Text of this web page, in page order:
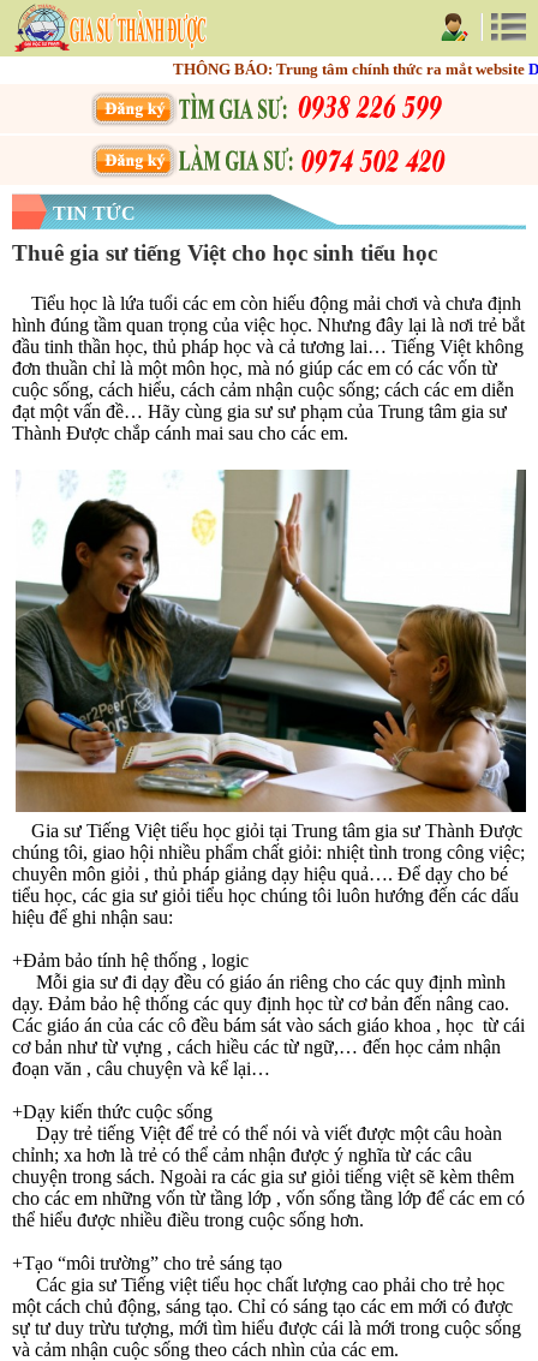
THÔNG BÁO: Trung tâm chính thức ra mắt website
TIN TỨC
Thuê gia sư tiếng Việt cho học sinh tiểu học
Tiểu học là lứa tuổi các em còn hiếu động mải chơi và chưa định
hình đúng tầm quan trọng của việc học. Nhưng đây lại là nơi trẻ bắt
đầu tinh thần học, thủ pháp học và cả tương lai… Tiếng Việt không
đơn thuần chỉ là một môn học, mà nó giúp các em có các vốn từ
cuộc sống, cách hiểu, cách cảm nhận cuộc sống; cách các em diễn
đạt một vấn đề… Hãy cùng gia sư sư phạm của Trung tâm gia sư
Thành Được chắp cánh mai sau cho các em.
Gia sư Tiếng Việt tiểu học giỏi tại Trung tâm gia sư Thành Được
chúng tôi, giao hội nhiều phẩm chất giỏi: nhiệt tình trong công việc;
chuyên môn giỏi , thủ pháp giảng dạy hiệu quả…. Để dạy cho bé
tiểu học, các gia sư giỏi tiểu học chúng tôi luôn hướng đến các dấu
hiệu để ghi nhận sau:
+Đảm bảo tính hệ thống , logic
Mỗi gia sư đi dạy đều có giáo án riêng cho các quy định mình
dạy. Đảm bảo hệ thống các quy định học từ cơ bản đến nâng cao.
Các giáo án của các cô đều bám sát vào sách giáo khoa , học từ cái
cơ bản như từ vựng , cách hiều các từ ngữ,… đến học cảm nhận
đoạn văn , câu chuyện và kể lại…
+Dạy kiến thức cuộc sống
Dạy trẻ tiếng Việt để trẻ có thể nói và viết được một câu hoàn
chỉnh; xa hơn là trẻ có thể cảm nhận được ý nghĩa từ các câu
chuyện trong sách. Ngoài ra các gia sư giỏi tiếng việt sẽ kèm thêm
cho các em những vốn từ tầng lớp , vốn sống tầng lớp để các em có
thể hiểu được nhiều điều trong cuộc sống hơn.
+Tạo “môi trường” cho trẻ sáng tạo
Các gia sư Tiếng việt tiểu học chất lượng cao phải cho trẻ học
một cách chủ động, sáng tạo. Chỉ có sáng tạo các em mới có được
sự tư duy trừu tượng, mới tìm hiểu được cái là mới trong cuộc sống
và cảm nhận cuộc sống theo cách nhìn của các em.